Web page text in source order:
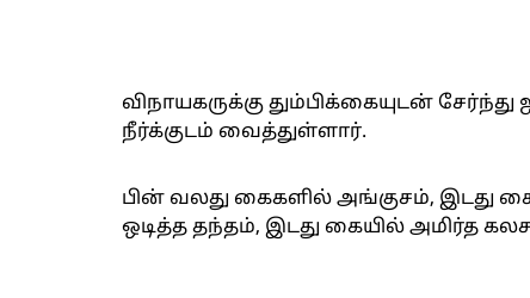
விநாயகருக்கு தும்பிக்கையுடன்
நீர்க்குடம் வைத்துள்ளார்.
பின் வலது கைகளில் அங்குசம், இடது
ஒடித்த தந்தம், இடது கையில் அமிர்த